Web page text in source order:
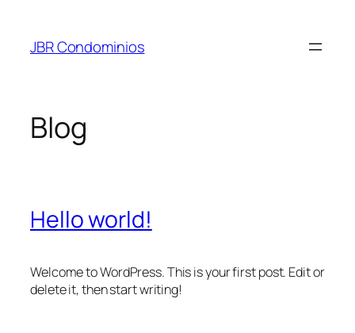
JBR Condominios
Blog
Hello world!
Welcome to WordPress. This is your first post. Edit or
delete it, then start writing!